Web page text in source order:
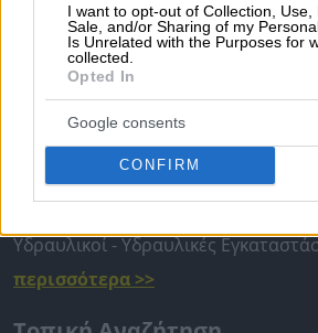
I want to opt-out of Collection, Use,
Sale, and/or Sharing of my
Is Unrelated with the Purposes for
collected.
Opted In
Google consents
CONFIRM
> Νομός ΘΕΣΣΑΛΟΝΙΚΗΣ >
Ξυλουργικές Εργασίες > ΤΕΧΝΗ ΚΑΙ ΞΥΛΟ
Δημοφιλείς Αναζητήσεις
Μετακομίσεις & Μεταφορές
Ψυχολόγοι Παιδικοί Σταθμοί
Υδραυλικοί - Υδραυλικές
περισσότερα >>